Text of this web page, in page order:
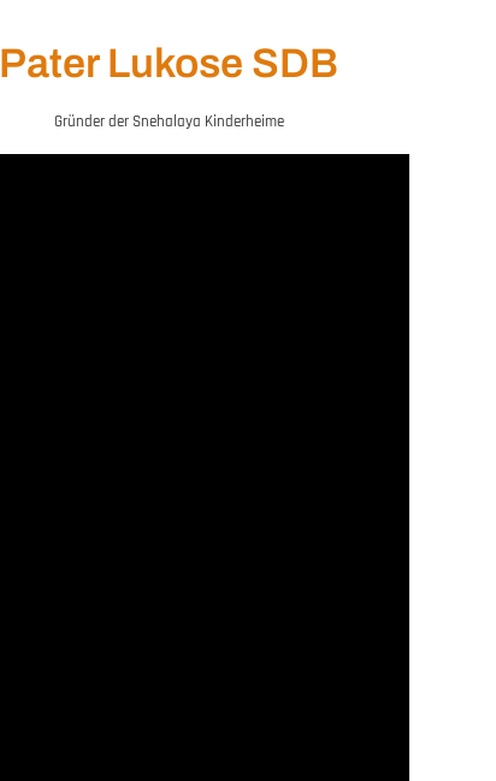
Pater Lukose SDB
Gründer der Snehalaya Kinderheime